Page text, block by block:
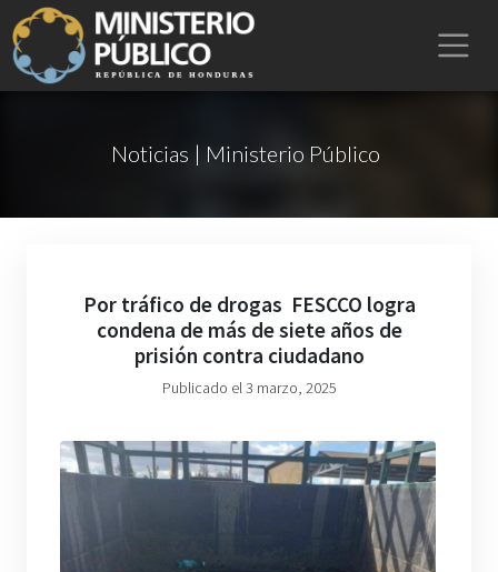
Noticias | Ministerio Público
Por tráfico de drogas FESCCO logra
condena de más de siete años de
prisión contra ciudadano
Publicado el 3 marzo, 2025